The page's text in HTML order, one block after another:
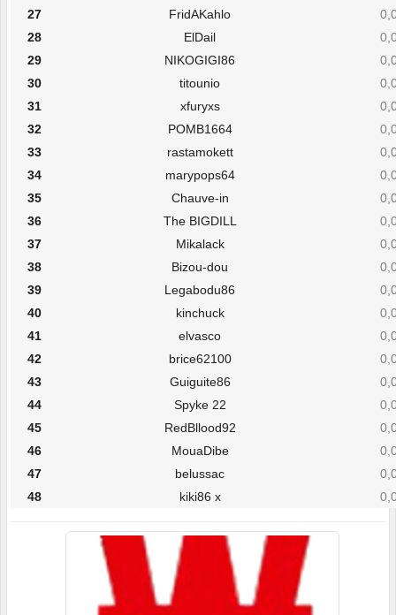
27
FridAKahlo
28
ElDail
29
NIKOGIGI86
30
titounio
31
xfuryxs
32
POMB1664
33
rastamokett
34
marypops64
35
Chauve-in
36
The BIGDILL
37
Mikalack
38
Bizou-dou
39
Legabodu86
40
kinchuck
41
elvasco
42
brice62100
43
Guiguite86
44
Spyke 22
45
RedBllood92
46
MouaDibe
47
belussac
48
kiki86 x